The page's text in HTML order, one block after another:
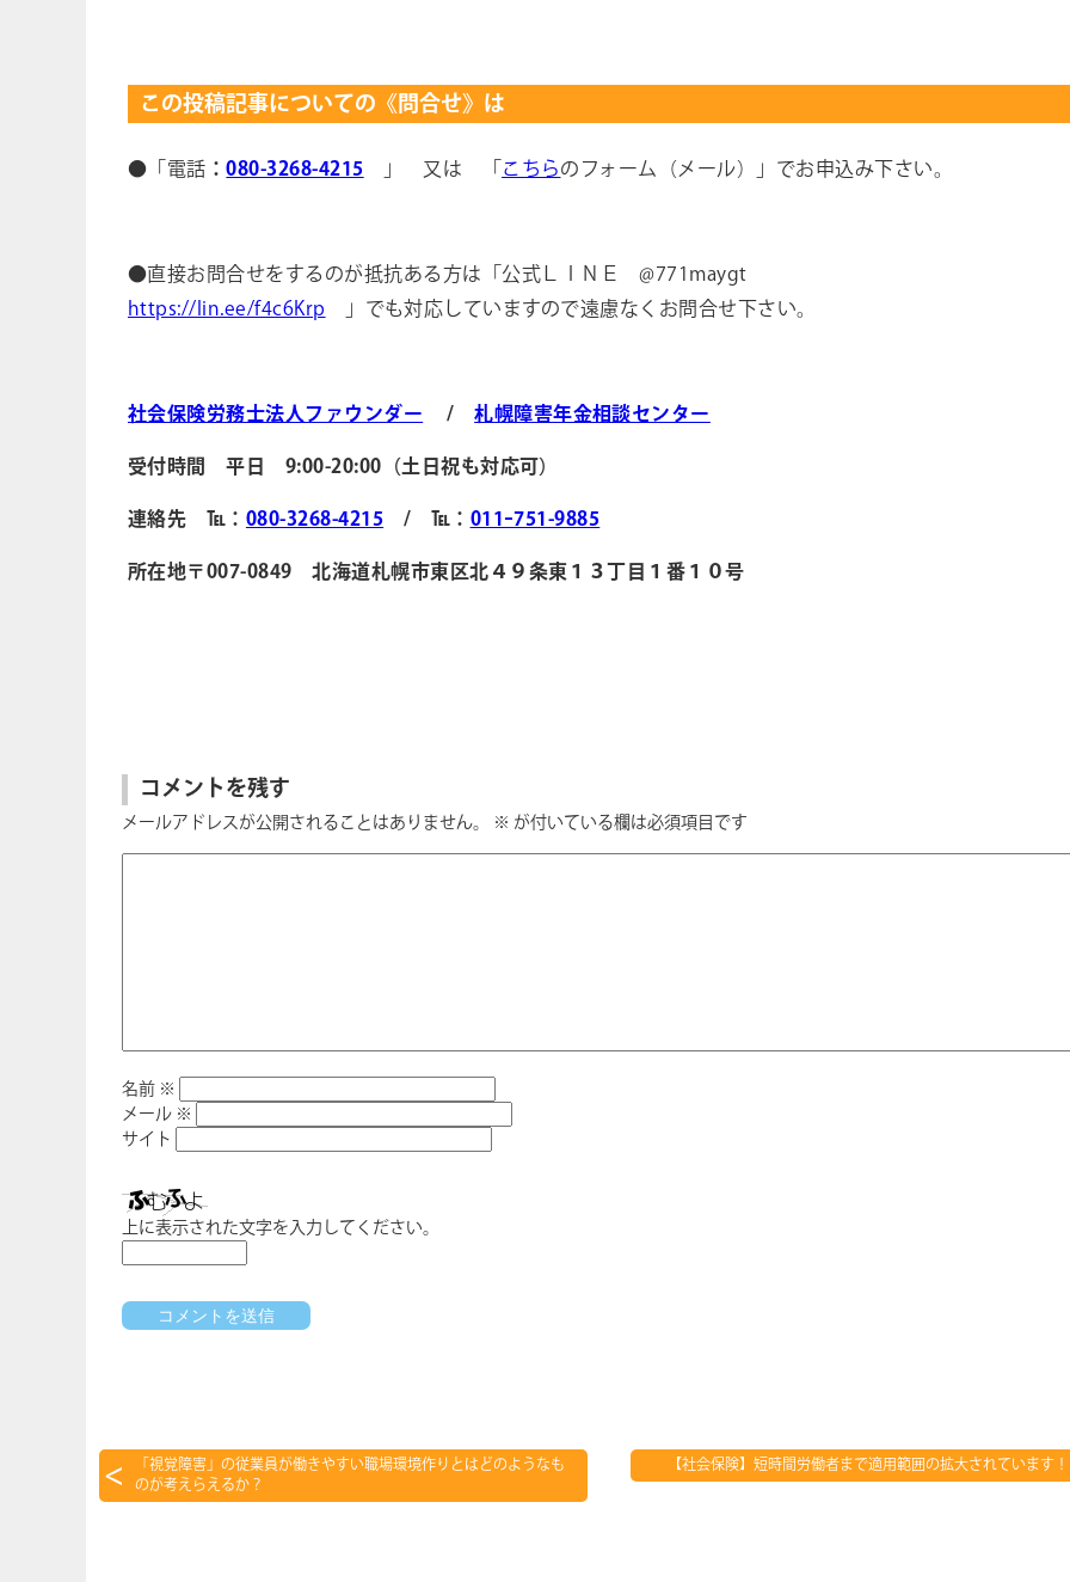
この投稿記事についての《問合せ》は
●「電話 ：080-3268-4215 」 又は 「こちらのフォーム（メール）」でお申込み下さい。
●直接お問合せをするのが抵抗ある方は「公式ＬＩＮＥ @771maygt
https://lin.ee/f4c6Krp」でも対応していますので遠慮なくお問合せ下さい。
社会保険労務士法人ファウンダー/札幌障害年金相談センター
受付時間 平日 9:00-20:00（土日祝も対応可）
連絡先 ℡：080-3268-4215/ ℡：011ｰ751-9885
所在地〒007-0849 北海道札幌市東区北４９条東１３丁目１番１０号
コメントを残す
メールアドレスが公開されることはありません。 ※ が付いている欄は必須項目です
名前 ※
メール ※
サイト
上に表示された文字を入力してください。
「視覚障害」の従業員が働きやすい職場環境作りとはどのようなも
のが考えらえるか？
【社会保険】短時間労働者まで適用範囲の拡大されています